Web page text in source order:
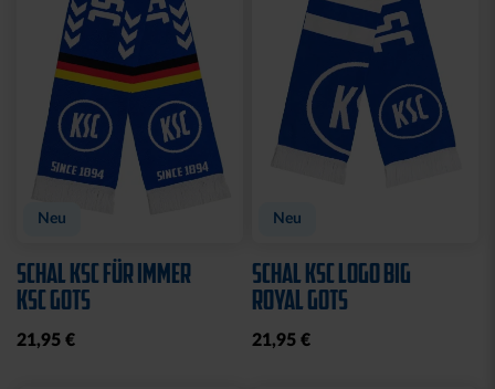
Neu
SCHAL KSC FÜR IMMER
KSC GOTS
21,95 €
Neu
SCHAL KSC LOGO BIG
ROYAL GOTS
21,95 €